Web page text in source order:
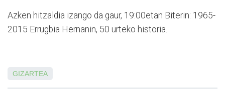
Azken hitzaldia izango da gaur, 19:00etan Biterin: 1965-
2015 Errugbia Hernanin, 50 urteko historia.
GIZARTEA